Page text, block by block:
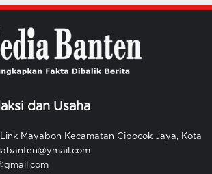
dan Usaha
Mayabon Kecamatan Cipocok Jaya, Kota